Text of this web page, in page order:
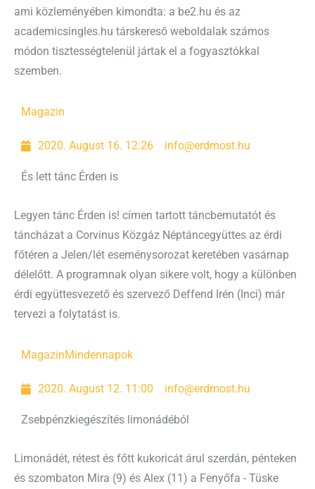
ami közleményében kimondta: a be2.hu és az
academicsingles.hu társkereső weboldalak számos
módon tisztességtelenül jártak el a fogyasztókkal
szemben.
Magazin
2020. August 16. 12:26 info@erdmost.hu
És lett tánc Érden is
Legyen tánc Érden is! címen tartott táncbemutatót és
táncházat a Corvinus Közgáz Néptáncegyüttes az érdi
főtéren a Jelen/lét eseménysorozat keretében vasárnap
délelőtt. A programnak olyan sikere volt, hogy a különben
érdi együttesvezető és szervező Deffend Irén (Inci) már
tervezi a folytatást is.
MagazinMindennapok
2020. August 12. 11:00 info@erdmost.hu
Zsebpénzkiegészítés limonádéból
Limonádét, rétest és főtt kukoricát árul szerdán, pénteken
és szombaton Mira (9) és Alex (11) a Fenyőfa - Tüske